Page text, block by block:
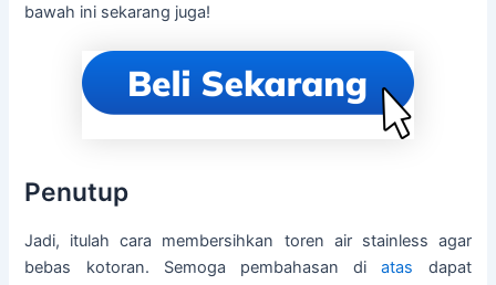
bawah ini sekarang juga!
Penutup
Jadi, itulah cara membersihkan toren air stainless agar
bebas kotoran. Semoga pembahasan diatas dapat